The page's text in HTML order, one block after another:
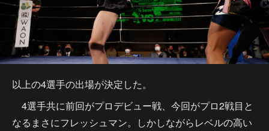
以上の4選手の出場が決定した。
4選手共に前回がプロデビュー戦、今回がプロ2戦目と
なるまさにフレッシュマン。しかしながらレベルの高い